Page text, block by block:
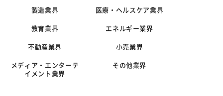
製造業界 医療・ヘルスケア業界
教育業界 エネルギー業界
不動産業界 小売業界
メディア・エンターテ
イメント業界
その他業界